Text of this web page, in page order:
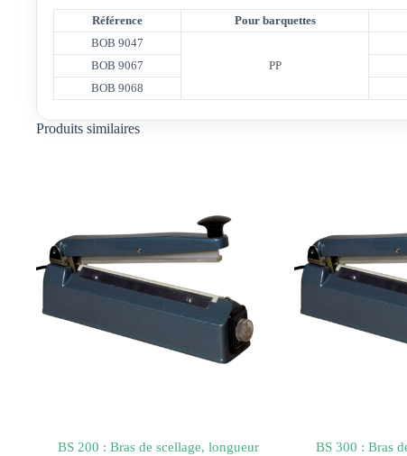
Référence Pour barquettes
BOB 9047
PP
BOB 9067
BOB 9068
Produits similaires
BS 200 : Bras de scellage, longueur
BS 300 : Bras